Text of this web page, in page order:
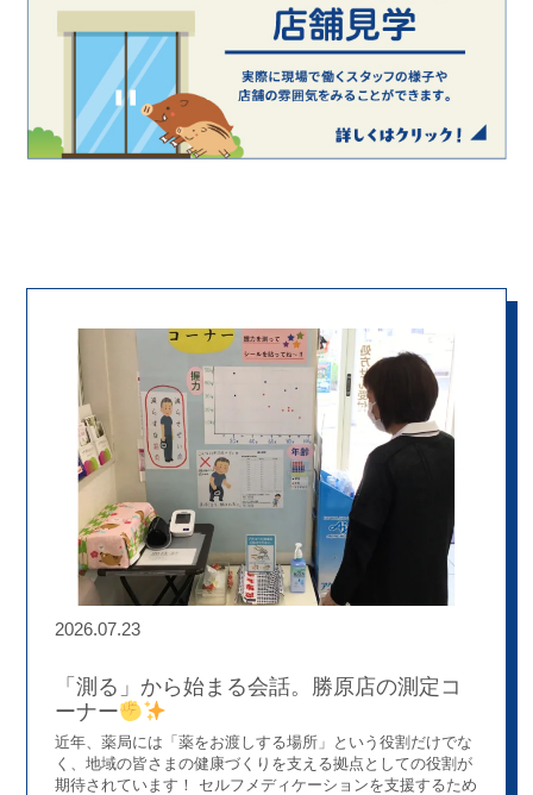
2026.07.23
「測る」から始まる会話。勝原店の測定コ
ーナー
近年、薬局には「薬をお渡しする場所」という役割だけでな
く、地域の皆さまの健康づくりを支える拠点としての役割が
期待されています！ セルフメディケーションを支援するため